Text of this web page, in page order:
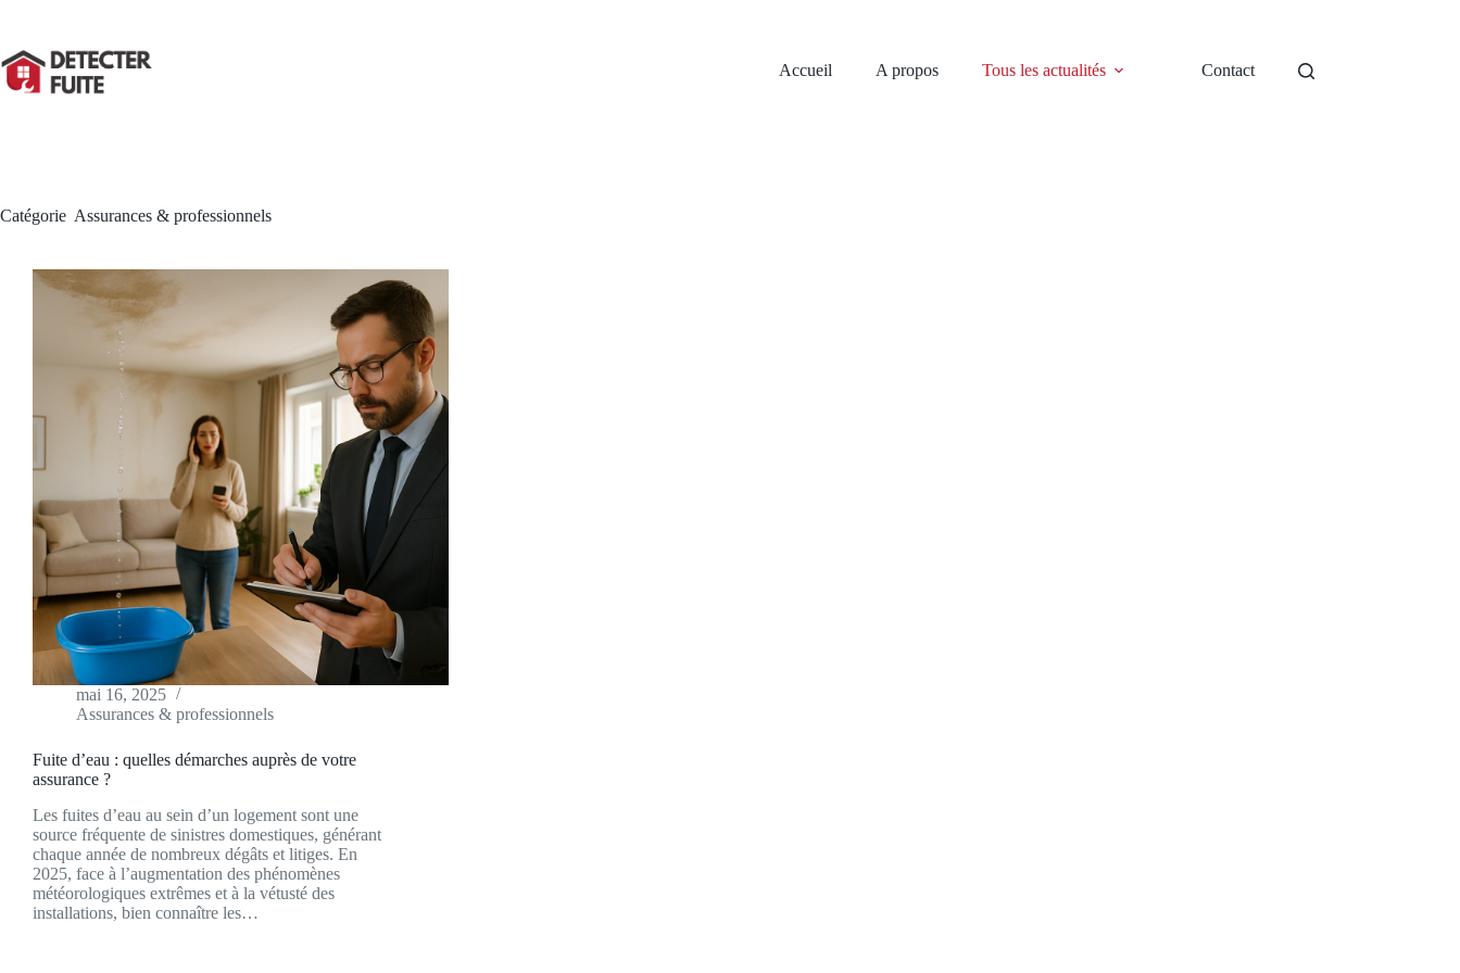
contenu
Accueil
A propos Tous les actualités Contact
Catégorie Assurances & professionnels
mai 16, 2025
Assurances & professionnels
Fuite d’eau : quelles démarches auprès de votre
assurance ?
Les fuites d’eau au sein d’un logement sont une
source fréquente de sinistres domestiques, générant
chaque année de nombreux dégâts et litiges. En
2025, face à l’augmentation des phénomènes
météorologiques extrêmes et à la vétusté des
installations, bien connaître les…